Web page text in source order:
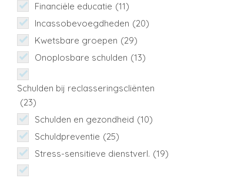
Financiële educatie (11)
Incassobevoegdheden (20)
Kwetsbare groepen (29)
Onoplosbare schulden (13)
Schulden bij reclasseringscliënten
(23)
Schulden en gezondheid (10)
Schuldpreventie (25)
Stress-sensitieve dienstverl. (19)